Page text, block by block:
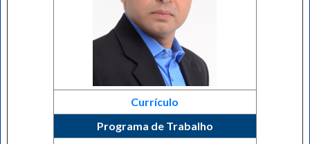
Currículo
Programa de Trabalho